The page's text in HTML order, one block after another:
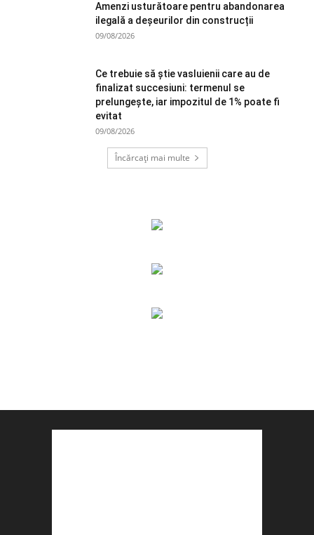
Amenzi usturătoare pentru abandonarea
ilegală a deșeurilor din construcții
09/08/2026
Ce trebuie să știe vasluienii care au de
finalizat succesiuni: termenul se
prelungește, iar impozitul de 1% poate fi
evitat
09/08/2026
Încărcați mai multe